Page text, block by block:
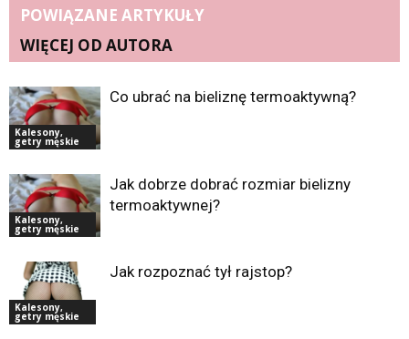
POWIĄZANE ARTYKUŁY
WIĘCEJ OD AUTORA
Kalesony,
getry męskie
Co ubrać na bieliznę termoaktywną?
Kalesony,
getry męskie
Jak dobrze dobrać rozmiar bielizny
termoaktywnej?
Kalesony,
getry męskie
Jak rozpoznać tył rajstop?